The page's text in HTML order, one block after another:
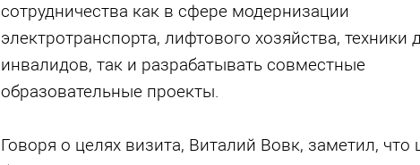
сотрудничества как в сфере модернизации
электротранспорта, лифтового хозяйства, техники
инвалидов, так и разрабатывать совместные
образовательные проекты.
Говоря о целях визита, Виталий Вовк, заметил, что